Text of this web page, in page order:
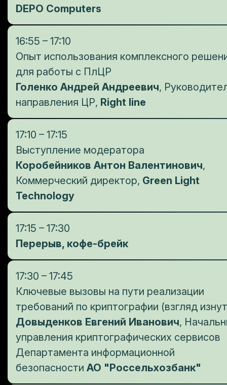
DEPO Computers
16:55 – 17:10
Опыт использования комплексного
для работы с ПлЦР
Голенко Андрей Андреевич,
направления ЦР, Right line
17:10 – 17:15
Выступление модератора
Коробейников Антон Валентинович,
Коммерческий директор, Green Light
Technology
17:15 – 17:30
Перерыв, кофе-брейк
17:30 – 17:45
Ключевые вызовы на пути реализации
требований по криптографии (взгляд
Довыденков Евгений Иванович,
управления криптографических сервисов
Департамента информационной
безопасности АО "Россельхозбанк"